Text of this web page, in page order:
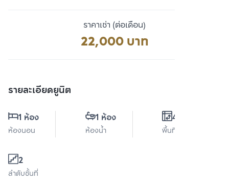
ราคาเช่า (ต่อเดือน)
22,000 บาท
รายละเอียดยูนิต
1 ห้อง
ห้องนอน
1 ห้อง
ห้องน้ำ
42 ตร.ม.
พื้นที่ใช้สอย
2
ลำดับชั้นที่